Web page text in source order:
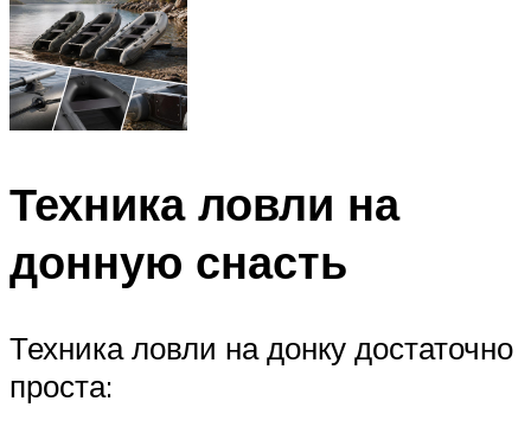
Техника ловли на
донную снасть
Техника ловли на донку достаточно
проста: